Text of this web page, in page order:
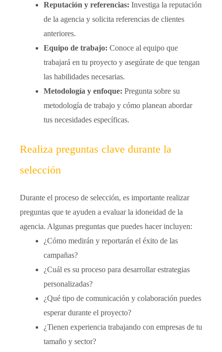
Reputación y referencias: Investiga la reputación
de la agencia y solicita referencias de clientes
anteriores.
Equipo de trabajo: Conoce al equipo que
trabajará en tu proyecto y asegúrate de que tengan
las habilidades necesarias.
Metodología y enfoque: Pregunta sobre su
metodología de trabajo y cómo planean abordar
tus necesidades específicas.
Realiza preguntas clave durante la
selección
Durante el proceso de selección, es importante realizar
preguntas que te ayuden a evaluar la idoneidad de la
agencia. Algunas preguntas que puedes hacer incluyen:
¿Cómo medirán y reportarán el éxito de las
campañas?
¿Cuál es su proceso para desarrollar estrategias
personalizadas?
¿Qué tipo de comunicación y colaboración puedes
esperar durante el proyecto?
¿Tienen experiencia trabajando con empresas de tu
tamaño y sector?